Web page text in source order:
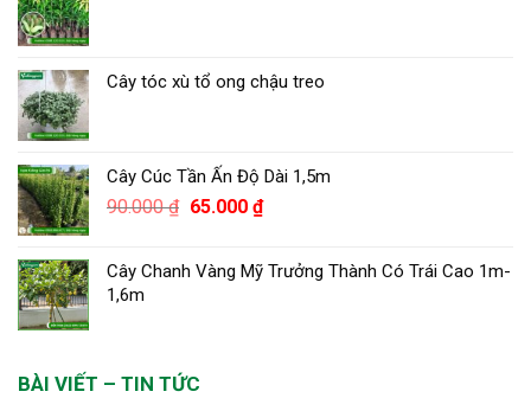
Cây tóc xù tổ ong chậu treo
Cây Cúc Tần Ấn Độ Dài 1,5m
90.000₫ Giá
90.000 ₫.
65.000 ₫Giá
là:
Cây Chanh Vàng Mỹ Trưởng Thành Có Trái Cao 1m-
1,6m
BÀI VIẾT – TIN TỨC